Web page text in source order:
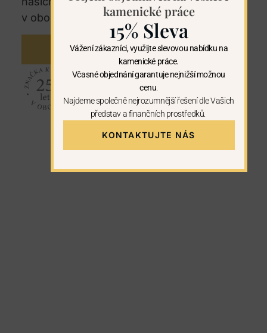
v oboru kamenictví.
KONTAKTUJTE NÁS
kamenické práce
15% Sleva
Vážení zákazníci, využijte slevovou nabídku na
kamenické práce.
Včasné objednání garantuje nejnižší možnou
cenu
Najdeme společně nejrozumnější řešení dle Vašich
představ a finančních prostředků.
KONTAKTUJTE NÁS